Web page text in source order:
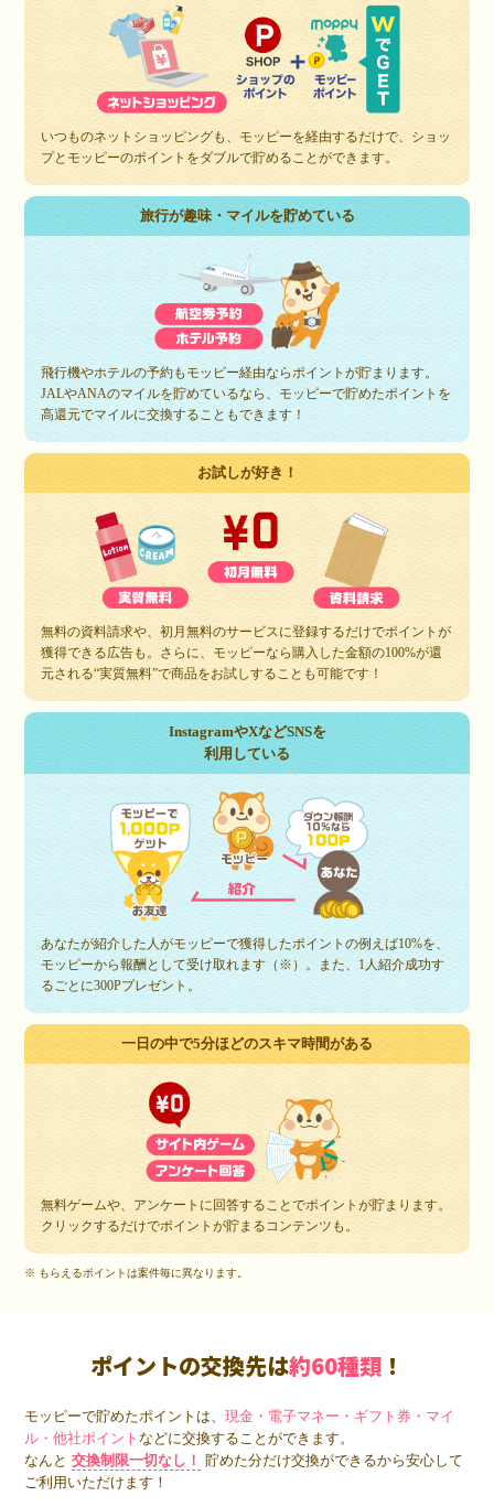
いつものネットショッピングも、モッピーを経由するだけで、ショッ
プとモッピーのポイントをダブルで貯めることができます。
旅行が趣味・マイルを貯めている
飛行機やホテルの予約もモッピー経由ならポイントが貯まります。
JALやANAのマイルを貯めているなら、モッピーで貯めたポイントを
高還元でマイルに交換することもできます！
お試しが好き！
無料の資料請求や、初月無料のサービスに登録するだけでポイントが
獲得できる広告も。さらに、モッピーなら購入した金額の100%が還
元される“実質無料”で商品をお試しすることも可能です！
InstagramやXなどSNSを
利用している
あなたが紹介した人がモッピーで獲得したポイントの例えば10%を、
モッピーから報酬として受け取れます（※）。また、1人紹介成功す
るごとに300Pプレゼント。
一日の中で5分ほどのスキマ時間がある
無料ゲームや、アンケートに回答することでポイントが貯まります。
クリックするだけでポイントが貯まるコンテンツも。
※ もらえるポイントは案件毎に異なります。
ポイントの交換先は約60種類 ！
モッピーで貯めたポイントは、現金・電子マネー・ギフト券・マイ
ル・他社ポイントなどに交換することができます。
なんと 交換制限一切なし！
貯めた分だけ交換ができるから安心して
ご利用いただけます！